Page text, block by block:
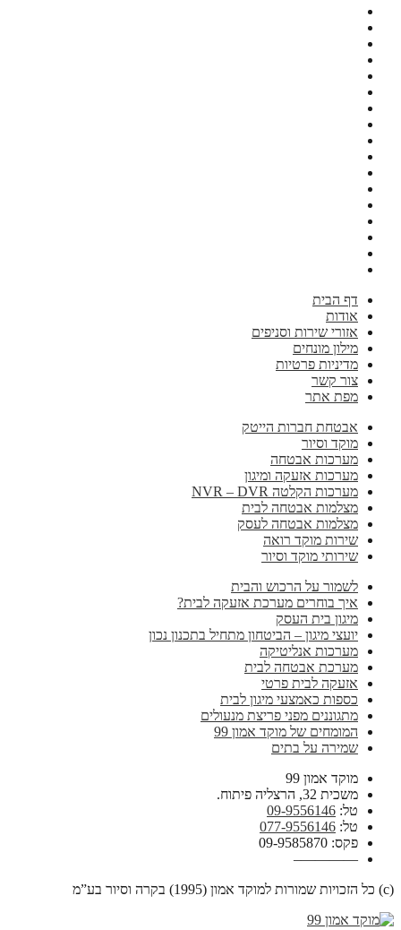
דף הבית
אודות
אזורי שירות וסניפים
מילון מונחים
מדיניות פרטיות
צור קשר
מפת אתר
אבטחת חברות הייטק
מוקד וסיור
מערכות אבטחה
מערכות אזעקה ומיגון
מערכות הקלטה NVR – DVR
מצלמות אבטחה לבית
מצלמות אבטחה לעסק
שירות מוקד רואה
שירותי מוקד וסיור
לשמור על הרכוש והבית
איך בוחרים מערכת אזעקה לבית?
מיגון בית העסק
יועצי מיגון – הביטחון מתחיל בתכנון נכון
מערכות אנליטיקה
מערכת אבטחה לבית
אזעקה לבית פרטי
כספות כאמצעי מיגון לבית
מתגוננים מפני פריצת מנעולים
המומחים של מוקד אמון 99
שמירה על בתים
מוקד אמון 99
משכית 32, הרצליה פיתוח.
טל: 09-9556146
טל: 077-9556146
פקס: 09-9585870
————–
(c) כל הזכויות שמורות למוקד אמון (1995) בקרה וסיור בע”מ